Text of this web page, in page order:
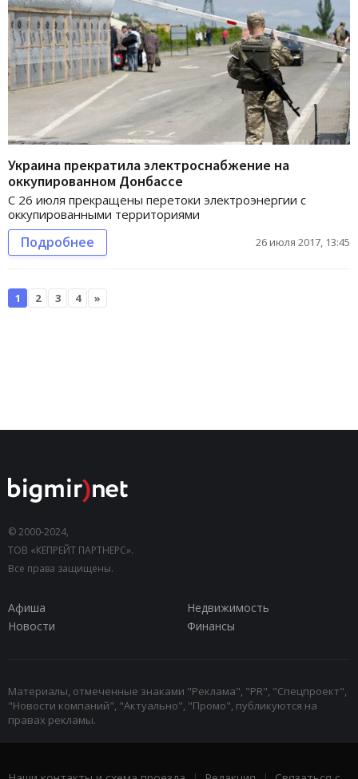
Украина прекратила электроснабжение на
оккупированном Донбассе
С 26 июля прекращены перетоки электроэнергии с
оккупированными территориями
Подробнее 26 июля 2017, 13:45
1 2 3 4 »
© 2000-2024,
ТОВ «КЕПРЕЙТ ПАРТНЕРС».
Все права защищены.
Афиша
Недвижимость
Новости
Финансы
Материалы, отмеченные знаками "Реклама", "PR", "Спецпроект",
"Новости компаний", "Актуально", "Промо", публикуются на
правах рекламы.